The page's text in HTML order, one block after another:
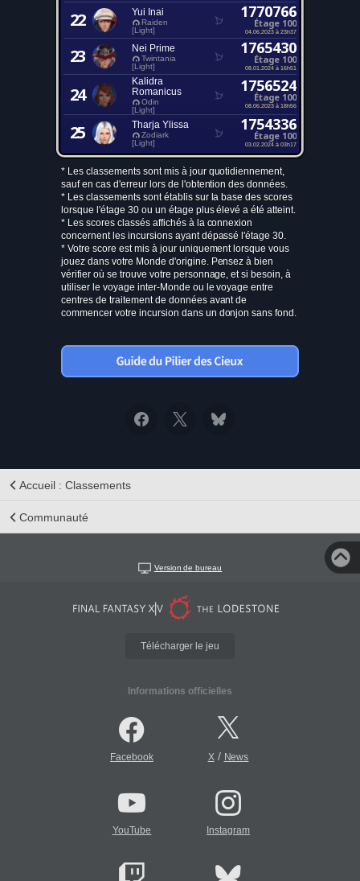
22 Yui Inai
Raiden
[Light]
1770766
Étage 100
04.06.2023 à 23h37
23 Nei Prime
Twintania
[Light]
1765430
Étage 100
08.01.2024 à 16h51
24
Kalidra
Romanicus
Odin
[Light]
1756524
Étage 100
08.06.2023 à 18h56
25 Tharja Ylissa
Zodiark
[Light]
1754336
Étage 100
03.02.2024 à 03h17
* Les classements sont mis à jour quotidiennement,
sauf en cas d'erreur lors de l'obtention des données.
* Les classements sont établis sur la base des scores
lorsque l'étage 30 ou un étage plus élevé a été atteint.
* Les scores classés affichés à la connexion
concernent les incursions ayant dépassé l'étage 30.
* Votre score est mis à jour uniquement lorsque vous
jouez dans votre Monde d'origine. Pensez à bien
vérifier où se trouve votre personnage, et si besoin, à
utiliser le voyage inter-Monde ou le voyage entre
centres de traitement de données avant de
commencer votre incursion dans un donjon sans fond.
Accueil : Classements
Communauté
Version de bureau
Télécharger le jeu
Informations officielles
Facebook X/ News
YouTube Instagram